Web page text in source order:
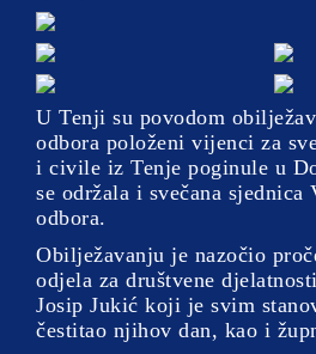
U Tenji su povodom
odbora položeni vijenci za
i civile iz Tenje poginule u
se održala i svečana sjednica
odbora.
Obilježavanju je nazočio
odjela za društvene
Josip Jukić koji je svim
čestitao njihov dan, kao i